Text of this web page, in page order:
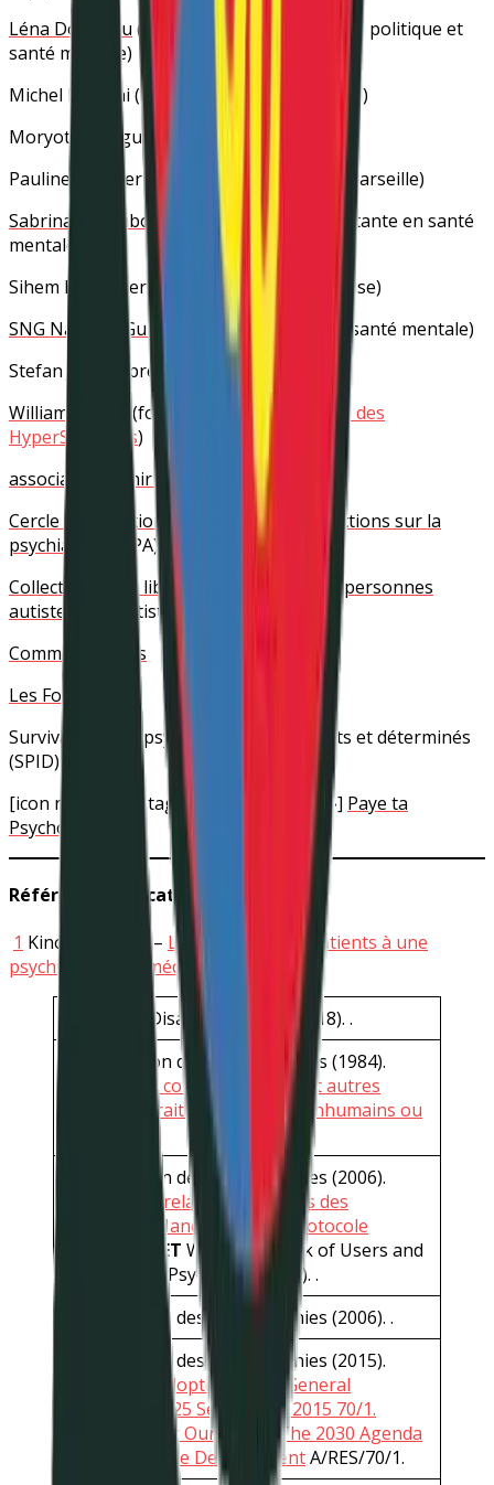
Léna Dormeau (chercheuse en philosophie politique et
santé mentale)
Michel Mizrahi (avocat au Barreau de Paris)
Moryotis
(blogueur)
Pauline Rhenter (avocate au Barreau de Marseille)
Sabrina Palumbo (coach, autrice et consultante en santé
mentale)
Sihem Boubaker Mézenge(alliée de la cause)
SNG Natacha Guiller
(actrice et artiste en santé mentale)
Stefan Jaffrin
(président de SPID)
William Brown
(fondateur de l’
association des
HyperSensibles)
association Tenir Tête
Cercle de Réflexion et de Proposition d’Actions sur la
psychiatrie
(CRPA)
Collectif pour la liberté d’expression des personnes
autistes
(Cle Autistes)
Comme des fous
Les Folifols
Survivants de la psychiatrie indépendants et déterminés
(SPID)
[icon name= »instagram » prefix= »fab »] Paye ta
Psychophobie
Références indicatives
1 Kinopsy (2020) – Le droit pour les patients à une
psychiatrie sans médicament.
European Disability Forum. (2018). .
Organisation des Nations Unies (1984).
Convention contre la torture et autres
peines ou traitements cruels, inhumains ou
.
Organisation des Nations Unies (2006).
Convention relative aux Droits des
Personnes Handicapées et Protocole
ET World Network of Users and
Survivors of Psychiatry (2008). .
Organisation des Nations Unies (2006). .
Organisation des Nations Unies (2015).
esolution adopted by the General
Assembly on 25 September 2015 70/1.
Transforming Our World: The 2030 Agenda
for Sustainable DevelopmentA/RES/70/1.